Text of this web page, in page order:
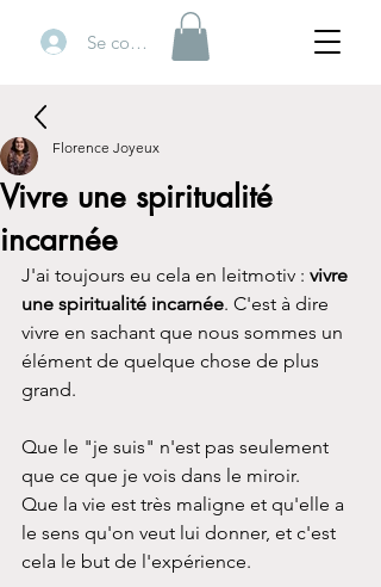
Se connecter
Vivre une spiritualité
incarnée
Florence Joyeux
J'ai toujours eu cela en leitmotiv : vivre
une spiritualité incarnée. C'est à dire
vivre en sachant que nous sommes un
élément de quelque chose de plus
grand.
Que le "je suis" n'est pas seulement
que ce que je vois dans le miroir.
Que la vie est très maligne et qu'elle a
le sens qu'on veut lui donner, et c'est
cela le but de l'expérience.